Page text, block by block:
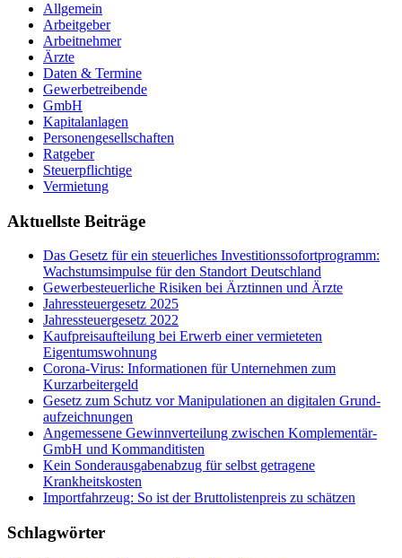
Allgemein
Arbeitgeber
Arbeitnehmer
Ärzte
Daten & Termine
Gewerbetreibende
GmbH
Kapitalanlagen
Personengesellschaften
Ratgeber
Steuerpflichtige
Vermietung
Aktuellste Beiträge
Das Gesetz für ein steuerliches Investitionssofortprogramm:
Wachstumsimpulse für den Standort Deutschland
Gewerbesteuerliche Risiken bei Ärztinnen und Ärzte
Jahressteuergesetz 2025
Jahressteuergesetz 2022
Kaufpreisaufteilung bei Erwerb einer vermieteten
Eigentumswohnung
Corona-Virus: Informationen für Unternehmen zum
Kurzarbeitergeld
Ge­setz zum Schutz vor Ma­ni­pu­la­tio­nen an di­gi­ta­len Grund­
auf­zeich­nun­gen
Angemessene Gewinnverteilung zwischen Komplementär-
GmbH und Kommanditisten
Kein Sonderausgabenabzug für selbst getragene
Krankheitskosten
Importfahrzeug: So ist der Bruttolistenpreis zu schätzen
Schlagwörter